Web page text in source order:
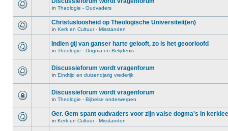
in Theologie - Oudvaders
Christusloosheid op Theologische Universiteit(en)
in Kerk en Cultuur - Misstanden
Indien gij van ganser harte gelooft, zo is het geoorloofd
in Theologie - Dogma en Belijdenis
Discussieforum wordt vragenforum
in Eindtijd en duizendjarig vrederijk
Discussieforum wordt vragenforum
in Theologie - Bijbelse onderwerpen
Ger. Gem spant oudvaders voor zijn valse dogma's in
in Kerk en Cultuur - Misstanden